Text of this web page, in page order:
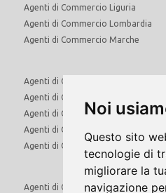
Noi
Questo sito
tecnologie di
migliorare la
navigazione
Agenti di Commercio Liguria
Agenti di Commercio Lombardia
Agenti di Commercio Marche
Agenti di Commercio Molise
Agenti di Commercio Piemonte
Agenti di Commercio Puglia
Agenti di Commercio Sardegna
Agenti di Commercio Sicilia
Agenti di Commercio Toscana